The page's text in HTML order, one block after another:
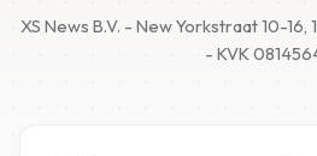
Contact
XS News B.V. - New Yorkstraat 10-16,
- KVK